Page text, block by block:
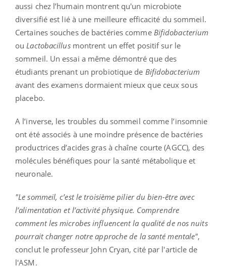
aussi chez l’humain montrent qu'un microbiote
diversifié est lié à une meilleure efficacité du sommeil.
Certaines souches de bactéries comme Bifidobacterium
ou Lactobacillusmontrent un effet positif sur le
sommeil. Un essai a même démontré que des
étudiants prenant un probiotique de Bifidobacterium
avant des examens dormaient mieux que ceux sous
placebo.
A l’inverse, les troubles du sommeil comme l’insomnie
ont été associés à une moindre présence de bactéries
productrices d’acides gras à chaîne courte (AGCC), des
molécules bénéfiques pour la santé métabolique et
neuronale.
"Le sommeil, c’est le troisième pilier du bien-être avec
l’alimentation et l’activité physique. Comprendre
comment les microbes influencent la qualité de nos nuits
pourrait changer notre approche de la santé mentale",
conclut le professeur John Cryan, cité par l'article de
l'ASM.